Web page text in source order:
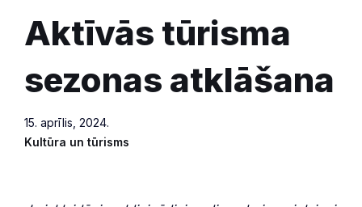
Aktīvās tūrisma
sezonas atklāšana
15. aprīlis, 2024.
Kultūra un tūrisms